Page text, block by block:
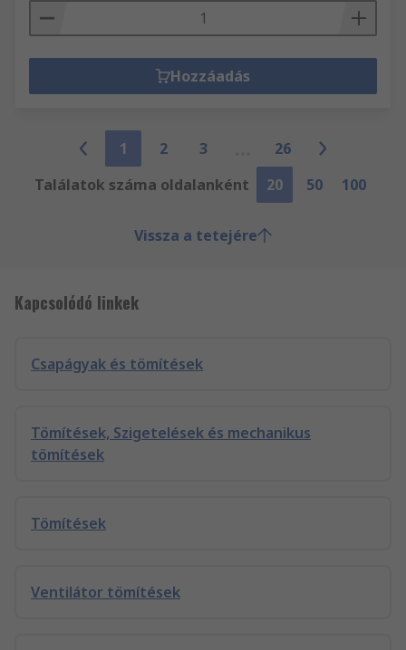
Hozzáadás
1 2 3
26
Találatok száma oldalanként
20 50 100
Vissza a tetejére
Kapcsolódó linkek
Csapágyak és tömítések
Tömítések, Szigetelések és mechanikus
tömítések
Tömítések
Ventilátor tömítések